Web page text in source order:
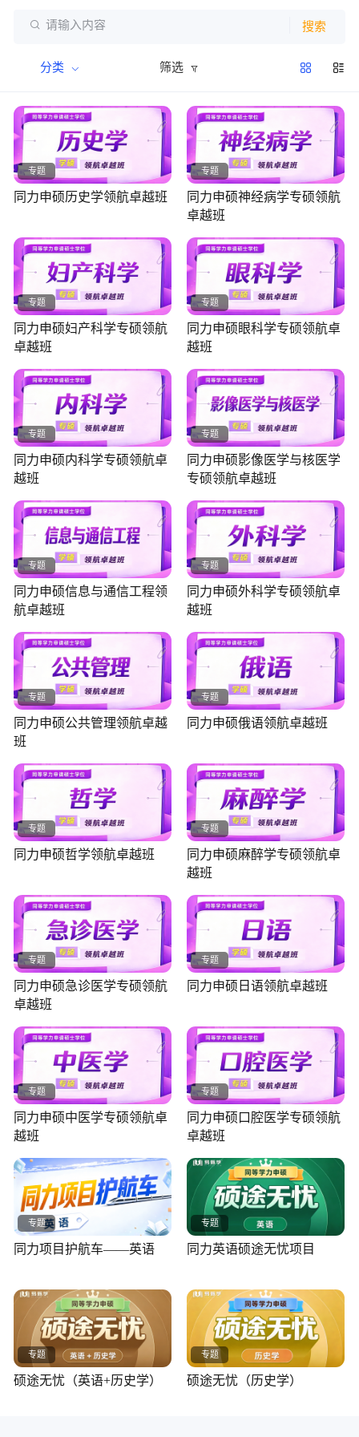
 请输入内容 搜索
分类 筛选
专题
同力申硕历史学领航卓越班
专题
同力申硕神经病学专硕领航
卓越班
专题
同力申硕妇产科学专硕领航
卓越班
专题
同力申硕眼科学专硕领航卓
越班
专题
同力申硕内科学专硕领航卓
越班
专题
同力申硕影像医学与核医学
专硕领航卓越班
专题
同力申硕信息与通信工程领
航卓越班
专题
同力申硕外科学专硕领航卓
越班
专题
同力申硕公共管理领航卓越
班
专题
同力申硕俄语领航卓越班
专题
同力申硕哲学领航卓越班
专题
同力申硕麻醉学专硕领航卓
越班
专题
同力申硕急诊医学专硕领航
卓越班
专题
同力申硕日语领航卓越班
专题
同力申硕中医学专硕领航卓
越班
专题
同力申硕口腔医学专硕领航
卓越班
专题
同力项目护航车——英语
专题
同力英语硕途无忧项目
专题
硕途无忧（英语+历史学）
专题
硕途无忧（历史学）